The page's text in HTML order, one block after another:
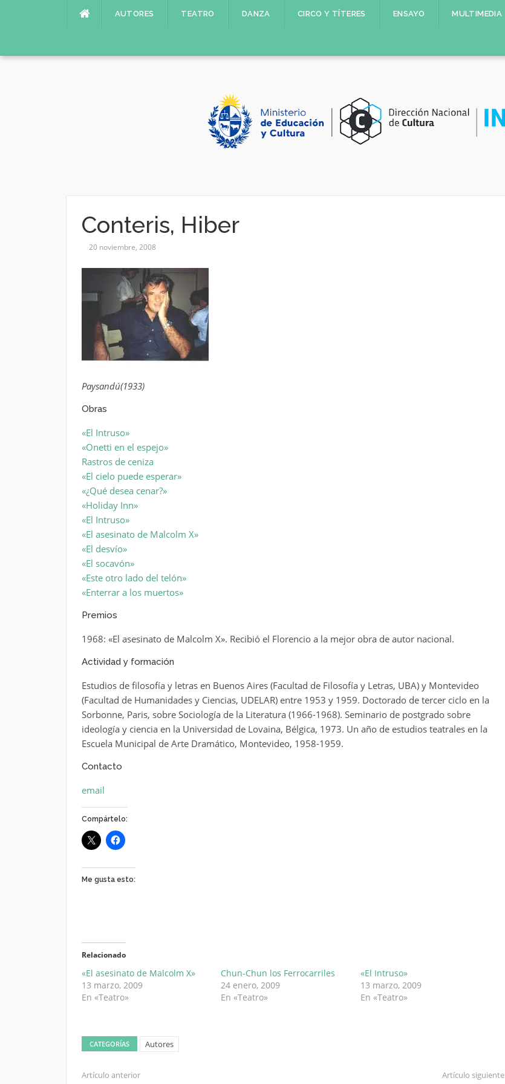
AUTORES TEATRO DANZA CIRCO Y TÍTERES ENSAYO MULTIMEDIA
Conteris, Hiber
20 noviembre, 2008
Paysandú(1933)
Obras
«El Intruso»
«Onetti en el espejo»
Rastros de ceniza
«El cielo puede esperar»
«¿Qué desea cenar?»
«Holiday Inn»
«El Intruso»
«El asesinato de Malcolm X»
«El desvío»
«El socavón»
«Este otro lado del telón»
«Enterrar a los muertos»
Premios
1968: «El asesinato de Malcolm X». Recibió el Florencio a la mejor obra de autor nacional.
Actividad y formación
Estudios de filosofía y letras en Buenos Aires (Facultad de Filosofía y Letras, UBA) y Montevideo
(Facultad de Humanidades y Ciencias, UDELAR) entre 1953 y 1959. Doctorado de tercer ciclo en la
Sorbonne, Paris, sobre Sociología de la Literatura (1966-1968). Seminario de postgrado sobre
ideología y ciencia en la Universidad de Lovaina, Bélgica, 1973. Un año de estudios teatrales en la
Escuela Municipal de Arte Dramático, Montevideo, 1958-1959.
Contacto
email
Compártelo:
Me gusta esto:
Relacionado
«El asesinato de Malcolm X»
13 marzo, 2009
En «Teatro»
Chun-Chun los Ferrocarriles
24 enero, 2009
En «Teatro»
«El Intruso»
13 marzo, 2009
En «Teatro»
CATEGORÍAS Autores
Artículo anterior
Artículo siguiente